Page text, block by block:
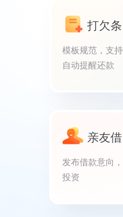
打欠条
模板规范，支
自动提醒还款
亲友借
发布借款意向
投资